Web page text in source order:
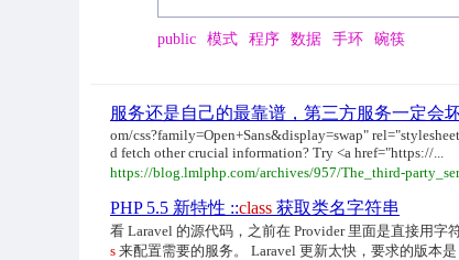
public 模式 程序 数据 手环 碗筷
服务还是自己的最靠谱，第三方服务一定会
om/css?family=Open+Sans&display=swap"
d fetch other crucial information? Try <a href="https://...
https://blog.lmlphp.com/archives/957/The_third-
PHP 5.5 新特性 ::class 获取类名字符串
看 Laravel 的源代码，之前在 Provider 里面是直接用
s 来配置需要的服务。 Laravel 更新太快，要求的版本